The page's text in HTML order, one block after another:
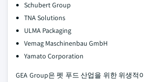
Schubert Group
TNA Solutions
ULMA Packaging
Vemag Maschinenbau GmbH
Yamato Corporation
GEA Group은 펫 푸드 산업을 위한 위생적